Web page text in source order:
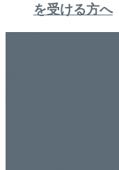
を受ける方へ